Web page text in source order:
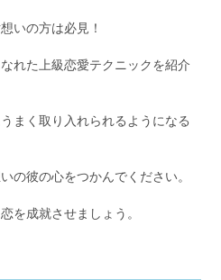
いの方は必見！
れた上級恋愛テクニックを紹介
まく取り入れられるようになる
の彼の心をつかんでください。
を成就させましょう。